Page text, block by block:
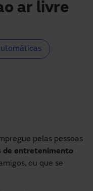
ar livre
pelas pessoas
de entretenimento
ou que se